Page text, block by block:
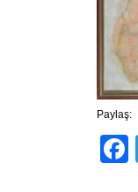
Paylaş: